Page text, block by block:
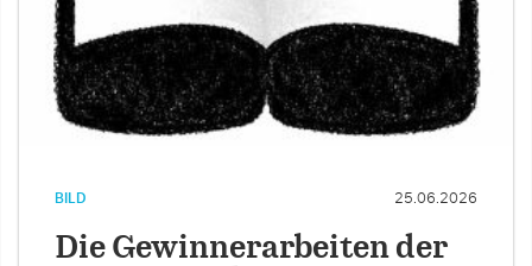
BILD 25.06.2026
Die Gewinnerarbeiten der